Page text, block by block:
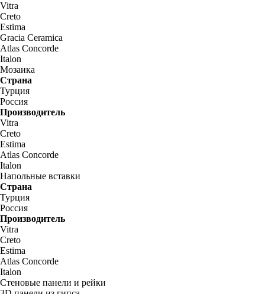
Vitra
Creto
Estima
Gracia Ceramica
Atlas Concorde
Italon
Мозаика
Страна
Турция
Россия
Производитель
Vitra
Creto
Estima
Atlas Concorde
Italon
Напольные вставки
Страна
Турция
Россия
Производитель
Vitra
Creto
Estima
Atlas Concorde
Italon
Стеновые панели и рейки